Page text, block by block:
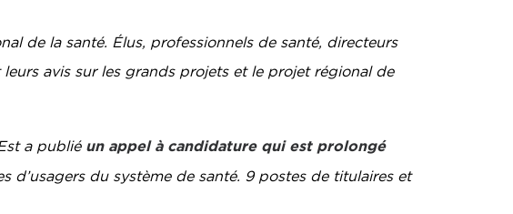
de la santé. Élus, professionnels de santé, directeurs
avis sur les grands projets et le projet régional de
a publié un appel à candidature qui est prolongé
d’usagers du système de santé. 9 postes de titulaires et